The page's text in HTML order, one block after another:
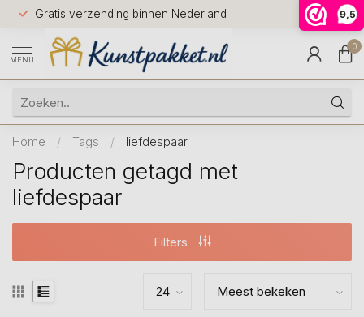
9,5
Gratis verzending binnen Nederland
Voor
huis
9.5
MENU
0
Home / Tags / liefdespaar
Producten getagd met
liefdespaar
Filters